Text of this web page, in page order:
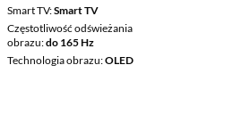
Smart TV Smart TV
Częstotliwość odświeżania
obrazu do 165 Hz
Technologia obrazu OLED